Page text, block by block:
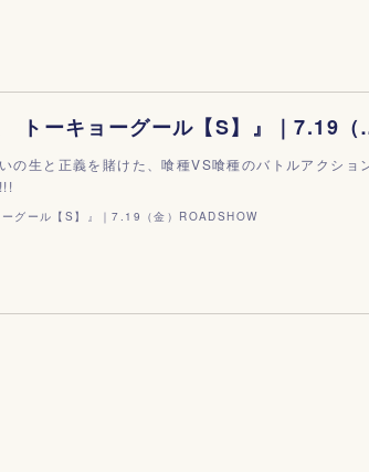
映画『東京喰種
の生と正義を賭けた、喰種VS喰種のバトルアクショ
グール【S】』｜7.19（金）ROADSHOW